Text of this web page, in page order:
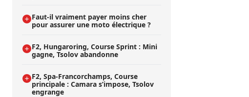
Faut-il vraiment payer moins cher
pour assurer une moto électrique ?
F2, Hungaroring, Course Sprint : Mini
gagne, Tsolov abandonne
F2, Spa-Francorchamps, Course
principale : Camara s’impose, Tsolov
engrange